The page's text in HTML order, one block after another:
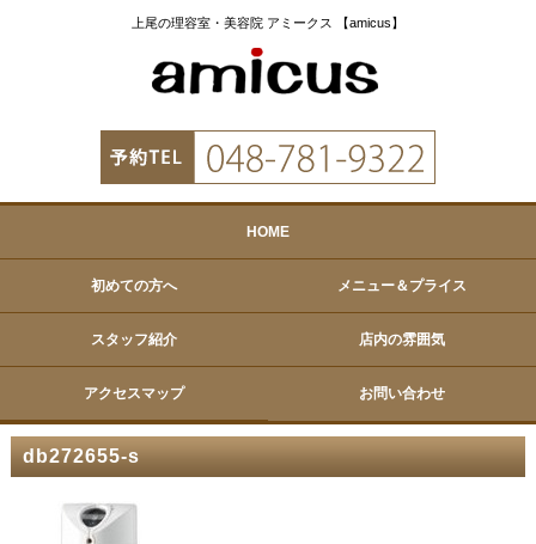
上尾の理容室・美容院 アミークス 【amicus】
HOME
初めての方へ メニュー＆プライス
スタッフ紹介 店内の雰囲気
アクセスマップ お問い合わせ
db272655-s